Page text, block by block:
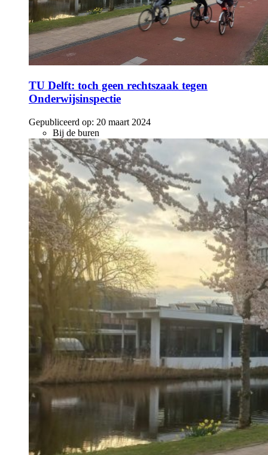
TU Delft: toch geen rechtszaak tegen
Onderwijsinspectie
Gepubliceerd op: 20 maart 2024
Bij de buren